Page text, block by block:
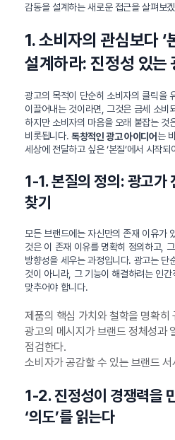
감동을 설계하는 새로운 접근을 살펴보
1. 소비자의 관심보다 ‘
설계하라: 진정성 있는
광고의 목적이 단순히 소비자의 클릭을
이끌어내는 것이라면, 그것은 금세 소비
하지만 소비자의 마음을 오래 붙잡는 것
비롯됩니다. 독창적인 광고 아이디어는
세상에 전달하고 싶은 ‘본질’에서 시작되
1-1. 본질의 정의: 광고가
찾기
모든 브랜드에는 자신만의 존재 이유가
것은 이 존재 이유를 명확히 정의하고,
방향성을 세우는 과정입니다. 광고는 단
것이 아니라, 그 기능이 해결하려는 인
맞추어야 합니다.
제품의 핵심 가치와 철학을 명확히
광고의 메시지가 브랜드 정체성과
점검한다.
소비자가 공감할 수 있는 브랜드
1-2. 진정성이 경쟁력을
‘의도’를 읽는다